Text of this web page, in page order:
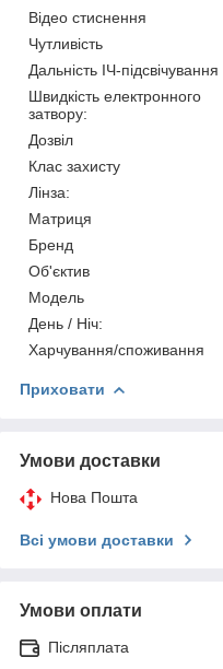
Відео стиснення
Чутливість
Дальність ІЧ-підсвічування
Швидкість електронного
затвору:
Дозвіл
Клас захисту
Лінза:
Матриця
Бренд
Об'єктив
Модель
День / Ніч:
Харчування/споживання
Приховати
Умови доставки
Нова Пошта
Всі умови доставки
Умови оплати
Післяплата